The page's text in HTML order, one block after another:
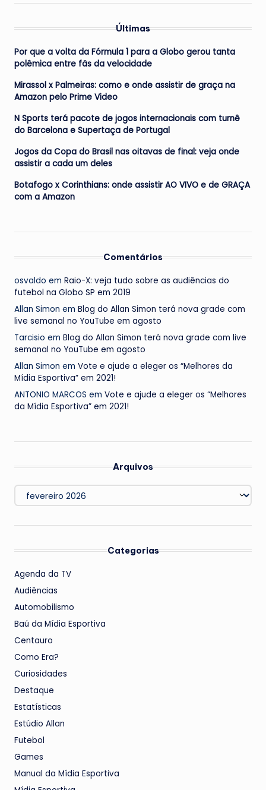
Últimas
Por que a volta da Fórmula 1 para a Globo gerou tanta
polêmica entre fãs da velocidade
Mirassol x Palmeiras: como e onde assistir de graça na
Amazon pelo Prime Video
N Sports terá pacote de jogos internacionais com turnê
do Barcelona e Supertaça de Portugal
Jogos da Copa do Brasil nas oitavas de final: veja onde
assistir a cada um deles
Botafogo x Corinthians: onde assistir AO VIVO e de GRAÇA
com a Amazon
Comentários
osvaldo em Raio-X: veja tudo sobre as audiências do
futebol na Globo SP em 2019
Allan Simon em Blog do Allan Simon terá nova grade com
live semanal no YouTube em agosto
Tarcisio em Blog do Allan Simon terá nova grade com live
semanal no YouTube em agosto
Allan Simon em Vote e ajude a eleger os “Melhores da
Mídia Esportiva” em 2021!
ANTONIO MARCOS em Vote e ajude a eleger os “Melhores
da Mídia Esportiva” em 2021!
Arquivos
Arquivos
Categorias
Agenda da TV
Audiências
Automobilismo
Baú da Mídia Esportiva
Centauro
Como Era?
Curiosidades
Destaque
Estatísticas
Estúdio Allan
Futebol
Games
Manual da Mídia Esportiva